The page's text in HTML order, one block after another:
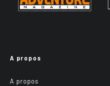
A propos
A propos